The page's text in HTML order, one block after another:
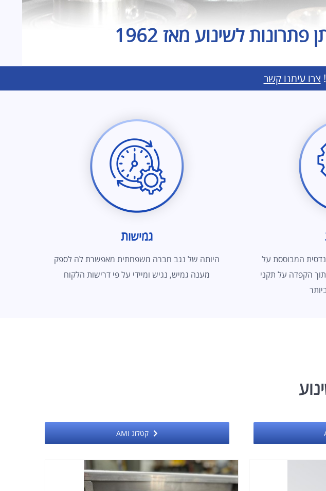
לשינוע מאז 1962
צרו עימנו קשר
המבוססת על
של מעל 55 שנים, תוך הקפדה על תקני
גמישות
היותה של נגב חברה משפחתית מאפשרת לה לספק
מענה גמיש, נגיש ומיידי על פי דרישות הלקוח
קטלוג AMI